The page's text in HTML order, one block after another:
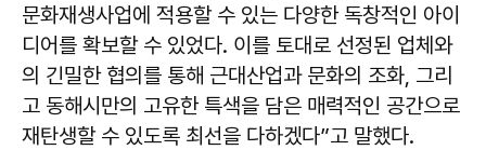
문화재생사업에 적용할 수 있는 다양한 독창적인 아이
디어를 확보할 수 있었다. 이를 토대로 선정된 업체와
의 긴밀한 협의를 통해 근대산업과 문화의 조화, 그리
고 동해시만의 고유한 특색을 담은 매력적인 공간으로
재탄생할 수 있도록 최선을 다하겠다”고 말했다.